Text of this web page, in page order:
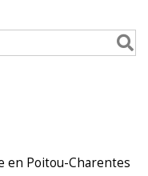
en Poitou-Charentes